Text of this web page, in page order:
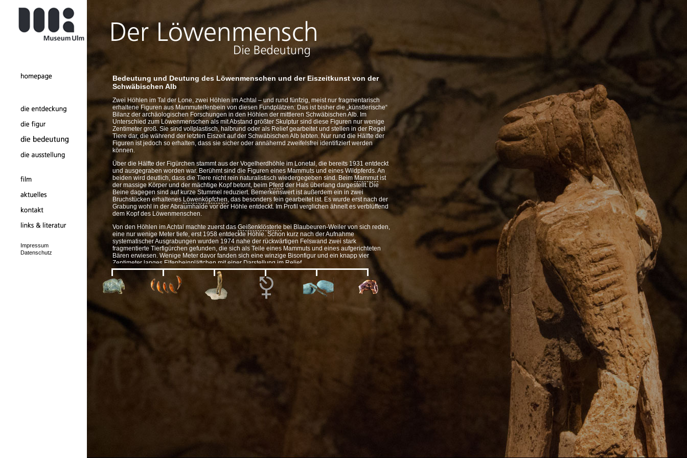
Impressum
Datenschutz
Bedeutung und Deutung des Löwenmenschen und der Eiszeitkunst von der
Schwäbischen Alb
Zwei Höhlen im Tal der Lone, zwei Höhlen im Achtal – und rund fünfzig, meist nur fragmentarisch
erhaltene Figuren aus Mammutelfenbein von diesen Fundplätzen: Das ist bisher die „künstlerische“
Bilanz der archäologischen Forschungen in den Höhlen der mittleren Schwäbischen Alb. Im
Unterschied zum Löwenmenschen als mit Abstand größter Skulptur sind diese Figuren nur wenige
Zentimeter groß. Sie sind vollplastisch, halbrund oder als Relief gearbeitet und stellen in der Regel
Tiere dar, die während der letzten Eiszeit auf der Schwäbischen Alb lebten. Nur rund die Hälfte der
Figuren ist jedoch so erhalten, dass sie sicher oder annähernd zweifelsfrei identifiziert werden
können.
Über die Hälfte der Figürchen stammt aus der Vogelherdhöhle im Lonetal, die bereits 1931 entdeckt
und ausgegraben worden war. Berühmt sind die Figuren eines Mammuts und eines Wildpferds. An
beiden wird deutlich, dass die Tiere nicht rein naturalistisch wiedergegeben sind. BeimMammutist
der massige Körper und der mächtige Kopf betont, beim Pferd der Hals überlang dargestellt. Die
Beine dagegen sind auf kurze Stummel reduziert. Bemerkenswert ist außerdem ein in zwei
Bruchstücken erhaltenes Löwenköpfchen, das besonders fein gearbeitet ist. Es wurde erst nach der
Grabung wohl in der Abraumhalde vor der Höhle entdeckt. Im Profil verglichen ähnelt es verblüffend
dem Kopf des Löwenmenschen.
Von den Höhlen im Achtal machte zuerst dasGeißenklösterle bei Blaubeuren-Weiler von sich reden,
eine nur wenige Meter tiefe, erst 1958 entdeckte Höhle. Schon kurz nach der Aufnahme
systematischer Ausgrabungen wurden 1974 nahe der rückwärtigen Felswand zwei stark
fragmentierte Tierfigürchen gefunden, die sich als Teile eines Mammuts und eines aufgerichteten
Bären erwiesen. Wenige Meter davor fanden sich eine winzige Bisonfigur und ein knapp vier
Zentimeter langes Elfenbeinplättchen mit einer Darstellung im Relief.
Als vierter Fundplatz kleiner Elfenbeinfiguren gesellt sich der Hohle Fels bei Schelklingen dazu. Dort
wurden bei den neuen, 1999 aufgenommenen planmäßigen Ausgrabungen im Eingangsbereich der
Höhle mehrere Schnitzereien entdeckt, unter anderem ein kleiner Pferdekopf, vermutlich das
Fragment einer größeren Figur und die grazile Schnitzerei eines Vogels, wahrscheinlich ein
Sensationell war 2008 die Entdeckung der sog.
große Frauenfigur ist anstelle des Kopfes mit einer Öse versehen. Die Formgebung erinnert an die